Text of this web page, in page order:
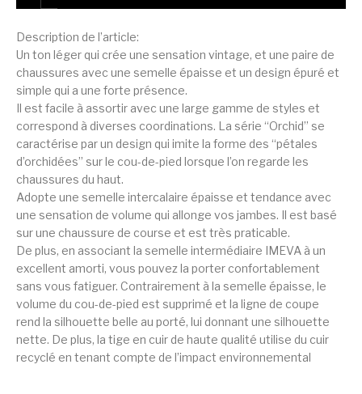
Description de l’article:
Un ton léger qui crée une sensation vintage, et une paire de
chaussures avec une semelle épaisse et un design épuré et
simple qui a une forte présence.
Il est facile à assortir avec une large gamme de styles et
correspond à diverses coordinations. La série “Orchid” se
caractérise par un design qui imite la forme des “pétales
d’orchidées” sur le cou-de-pied lorsque l’on regarde les
chaussures du haut.
Adopte une semelle intercalaire épaisse et tendance avec
une sensation de volume qui allonge vos jambes. Il est basé
sur une chaussure de course et est très praticable.
De plus, en associant la semelle intermédiaire IMEVA à un
excellent amorti, vous pouvez la porter confortablement
sans vous fatiguer. Contrairement à la semelle épaisse, le
volume du cou-de-pied est supprimé et la ligne de coupe
rend la silhouette belle au porté, lui donnant une silhouette
nette. De plus, la tige en cuir de haute qualité utilise du cuir
recyclé en tenant compte de l’impact environnemental